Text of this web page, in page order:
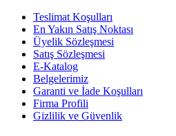
Teslimat Koşulları
En Yakın Satış Noktası
Üyelik Sözleşmesi
Satış Sözleşmesi
E-Katalog
Belgelerimiz
Garanti ve İade Koşulları
Firma Profili
Gizlilik ve Güvenlik